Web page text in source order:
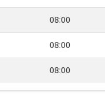
08:00
08:00
08:00